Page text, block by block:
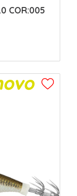
COR:005